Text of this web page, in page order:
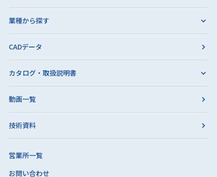
業種から探す
CADデータ
カタログ・取扱説明書
動画一覧
技術資料
営業所一覧
お問い合わせ